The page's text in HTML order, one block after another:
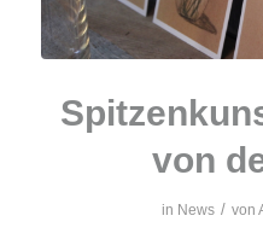
von
in News / von